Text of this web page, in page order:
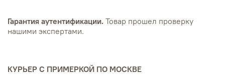
Гарантия аутентификации. Товар прошел проверку
нашими экспертами.
КУРЬЕР С ПРИМЕРКОЙ ПО МОСКВЕ